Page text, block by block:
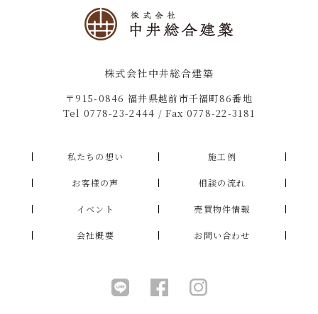
株式会社中井総合建築
〒915-0846 福井県越前市千福町86番地
Tel 0778-23-2444 / Fax 0778-22-3181
私たちの想い 施工例
お客様の声 相談の流れ
イベント 売買物件情報
会社概要 お問い合わせ